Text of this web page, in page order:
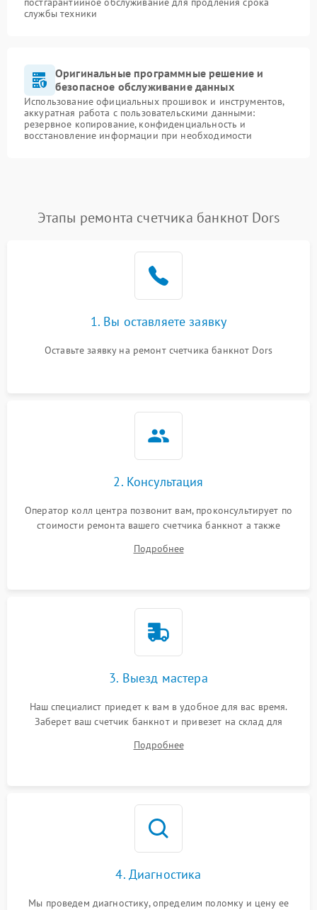
службы техники
Оригинальные программные решение и
безопасное обслуживание данных
Использование официальных прошивок и инструментов,
аккуратная работа с пользовательскими данными:
резервное копирование, конфиденциальность и
восстановление информации при необходимости
Этапы ремонта счетчика банкнот Dors
1. Вы оставляете заявку
Оставьте заявку на ремонт счетчика банкнот Dors
2. Консультация
Оператор колл центра позвонит вам, проконсультирует по
стоимости ремонта вашего счетчика банкнот а также
Подробнее
3. Выезд мастера
Наш специалист приедет к вам в удобное для вас время.
Заберет ваш счетчик банкнот и привезет на склад для
Подробнее
4. Диагностика
Мы проведем диагностику, определим поломку и цену ее